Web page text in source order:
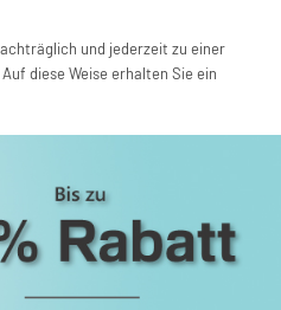
und jederzeit zu einer
diese Weise erhalten Sie ein